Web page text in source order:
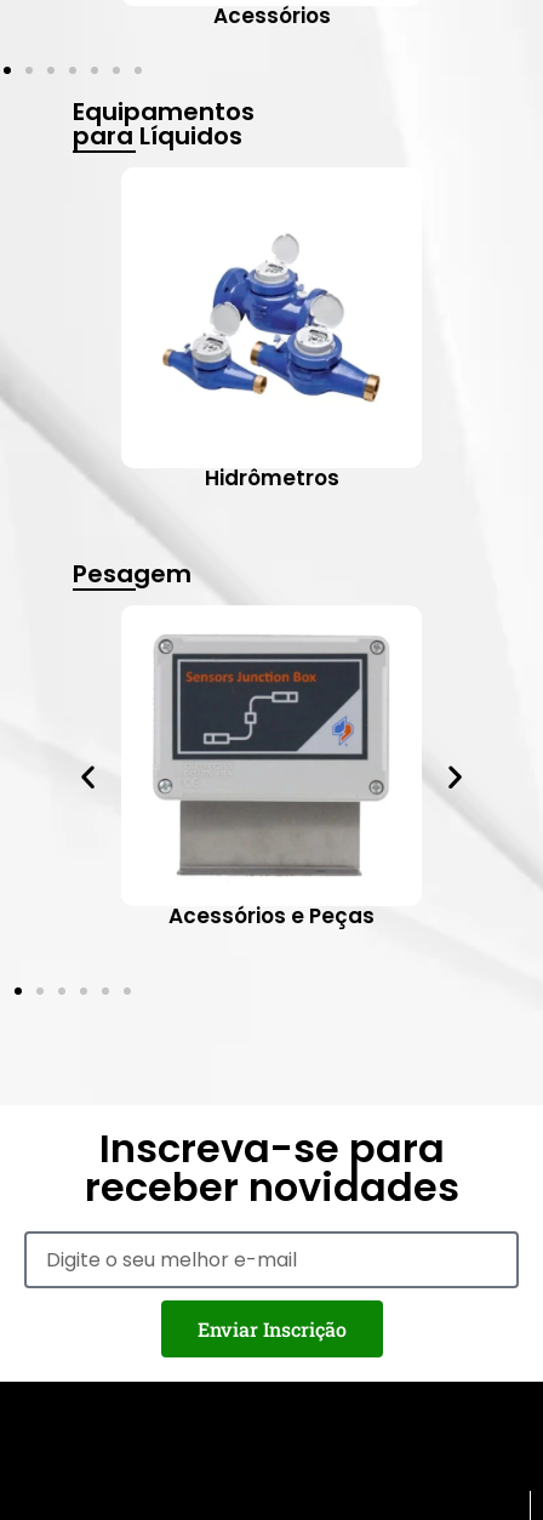
Acessórios
Equipamentos
para Líquidos
Hidrômetros
Pesagem
Acessórios e Peças
Inscreva-se para
receber novidades
Enviar Inscrição